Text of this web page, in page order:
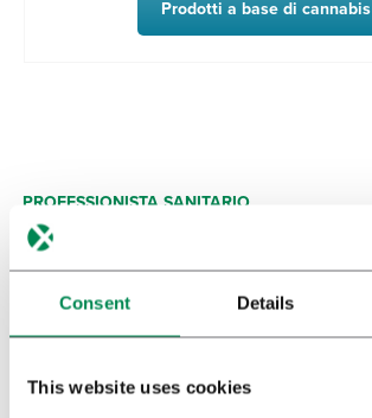
Consent Details
This website uses cookies
Prodotti a base di cannabis
PROFESSIONISTA SANITARIO
Cannabis ad uso medico